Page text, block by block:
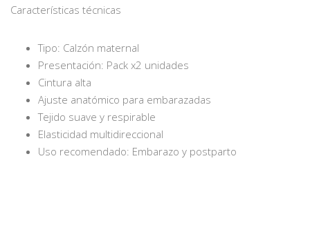
Características técnicas
Tipo: Calzón maternal
Presentación: Pack x2 unidades
Cintura alta
Ajuste anatómico para embarazadas
Tejido suave y respirable
Elasticidad multidireccional
Uso recomendado: Embarazo y postparto